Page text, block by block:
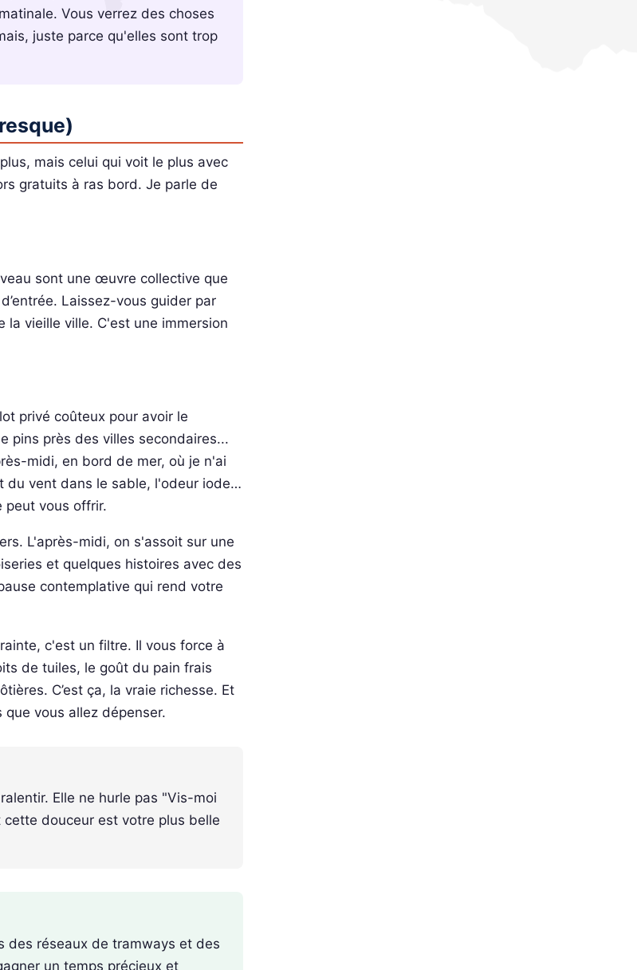
Vous verrez des choses
juste parce qu'elles sont trop
mais celui qui voit le plus avec
gratuits à ras bord. Je parle de
sont une œuvre collective que
Laissez-vous guider par
vieille ville. C'est une immersion
privé coûteux pour avoir le
pins près des villes secondaires...
midi, en bord de mer, où je n'ai
du vent dans le sable, l'odeur iode…
peut vous offrir.
L'après-midi, on s'assoit sur une
et quelques histoires avec des
contemplative qui rend votre
c'est un filtre. Il vous force à
de tuiles, le goût du pain frais
C’est ça, la vraie richesse. Et
vous allez dépenser.
Elle ne hurle pas "Vis-moi
cette douceur est votre plus belle
des réseaux de tramways et des
un temps précieux et